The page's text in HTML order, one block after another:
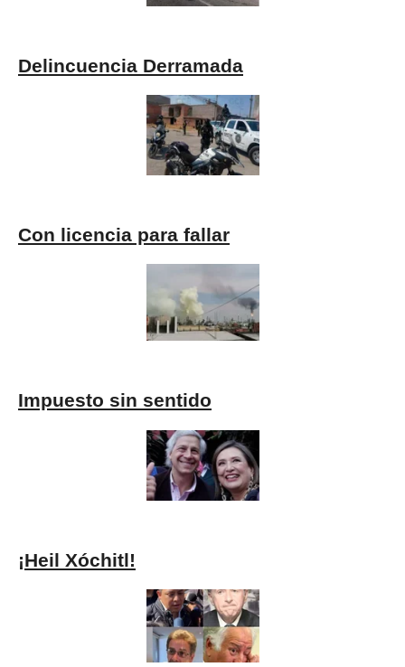
Delincuencia Derramada
Con licencia para fallar
Impuesto sin sentido
¡Heil Xóchitl!